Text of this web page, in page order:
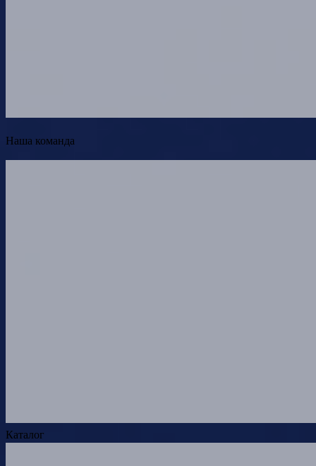
Наша команда
Каталог